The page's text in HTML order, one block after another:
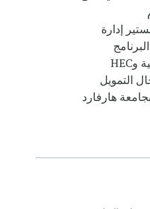
إدارة
المشترك بين جامعة ESA اللبنانية وHEC
التمويل
هارفارد